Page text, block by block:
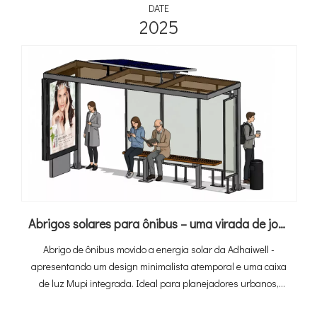
DATE
2025
Abrigos solares para ônibus – uma virada de jogo para o trânsito urbano
Abrigo de ônibus movido a energia solar da Adhaiwell -
apresentando um design minimalista atemporal e uma caixa
de luz Mupi integrada. Ideal para planejadores urbanos,